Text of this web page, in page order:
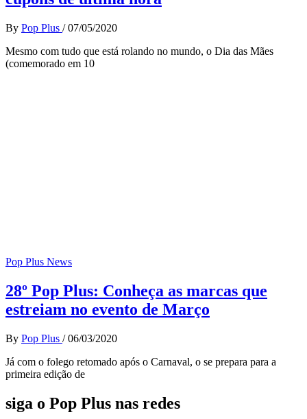
By Pop Plus / 07/05/2020
Mesmo com tudo que está rolando no mundo, o Dia das Mães
(comemorado em 10
Pop Plus News
28º Pop Plus: Conheça as marcas que
estreiam no evento de Março
By Pop Plus / 06/03/2020
Já com o folego retomado após o Carnaval, o se prepara para a
primeira edição de
siga o Pop Plus nas redes